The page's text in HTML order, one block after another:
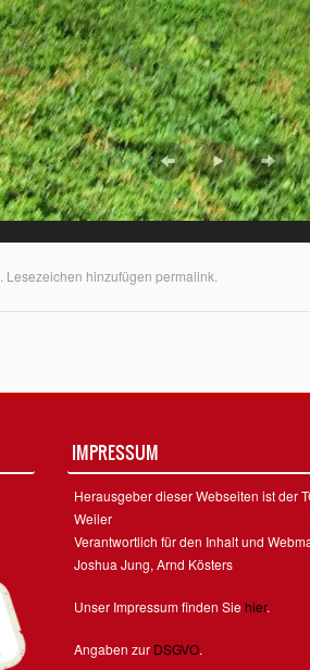
. Lesezeichen hinzufügen permalink
IMPRESSUM
Herausgeber dieser Webseiten ist der
Weiler
Verantwortlich für den Inhalt und
Joshua Jung, Arnd Kösters
Unser Impressum finden Siehier.
Angaben zur DSGVO.